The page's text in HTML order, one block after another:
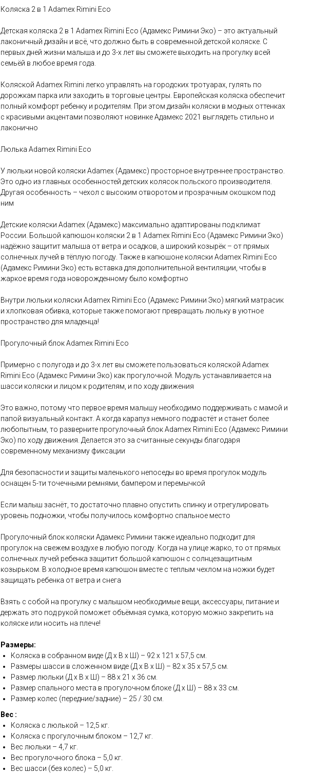
Коляска 2 в 1 Adamex Rimini Eco
Детская коляска 2 в 1 Adamex Rimini Eco (Адамекс Римини Эко) – это актуальный
лаконичный дизайн и всё, что должно быть в современной детской коляске. С
первых дней жизни малыша и до 3-х лет вы сможете выходить на прогулку всей
семьёй в любое время года.
Коляской Adamex Rimini легко управлять на городских тротуарах, гулять по
дорожкам парка или заходить в торговые центры. Европейская коляска обеспечит
полный комфорт ребенку и родителям. При этом дизайн коляски в модных оттенках
с красивыми акцентами позволяют новинке Адамекс 2021 выглядеть стильно и
лаконично
Люлька Adamex Rimini Eco
У люльки новой коляски Adamex (Адамекс) просторное внутреннее пространство.
Это одно из главных особенностей детских колясок польского производителя.
Другая особенность – чехол с высоким отворотом и прозрачным окошком под
ним
Детские коляски Adamex (Адамекс) максимально адаптированы под климат
России. Большой капюшон коляски 2 в 1 Adamex Rimini Eco (Адамекс Римини Эко)
надёжно защитит малыша от ветра и осадков, а широкий козырёк – от прямых
солнечных лучей в тёплую погоду. Также в капюшоне коляски Adamex Rimini Eco
(Адамекс Римини Эко) есть вставка для дополнительной вентиляции, чтобы в
жаркое время года новорожденному было комфортно
Внутри люльки коляски Adamex Rimini Eco (Адамекс Римини Эко) мягкий матрасик
и хлопковая обивка, которые также помогают превращать люльку в уютное
пространство для младенца!
Прогулочный блок Adamex Rimini Eco
Примерно с полугода и до 3-х лет вы сможете пользоваться коляской Adamex
Rimini Eco (Адамекс Римини Эко) как прогулочной. Модуль устанавливается на
шасси коляски и лицом к родителям, и по ходу движения
Это важно, потому что первое время малышу необходимо поддерживать с мамой и
папой визуальный контакт. А когда карапуз немного подрастёт и станет более
любопытным, то разверните прогулочный блок Adamex Rimini Eco (Адамекс Римини
Эко) по ходу движения. Делается это за считанные секунды благодаря
современному механизму фиксации
Для безопасности и защиты маленького непоседы во время прогулок модуль
оснащен 5-ти точечными ремнями, бампером и перемычкой
Если малыш заснёт, то достаточно плавно опустить спинку и отрегулировать
уровень подножки, чтобы получилось комфортно спальное место
Прогулочный блок коляски Адамекс Римини также идеально подходит для
прогулок на свежем воздухе в любую погоду. Когда на улице жарко, то от прямых
солнечных лучей ребенка защитит большой капюшон с солнцезащитным
козырьком. В холодное время капюшон вместе с теплым чехлом на ножки будет
защищать ребенка от ветра и снега
Взять с собой на прогулку с малышом необходимые вещи, аксессуары, питание и
держать это под рукой поможет объёмная сумка, которую можно закрепить на
коляске или носить на плече!
Размеры:
Коляска в собранном виде (Д х В х Ш) – 92 х 121 х 57,5 см.
Размеры шасси в сложенном виде (Д х В х Ш) – 82 х 35 х 57,5 см.
Размер люльки (Д х В х Ш) – 88 х 21 х 36 см.
Размер спального места в прогулочном блоке (Д х Ш) – 88 х 33 см.
Размер колес (передние/задние) – 25 / 30 см.
Вес :
Коляска с люлькой – 12,5 кг.
Коляска с прогулочным блоком – 12,7 кг.
Вес люльки – 4,7 кг.
Вес прогулочного блока – 5,0 кг.
Вес шасси (без колес) – 5,0 кг.